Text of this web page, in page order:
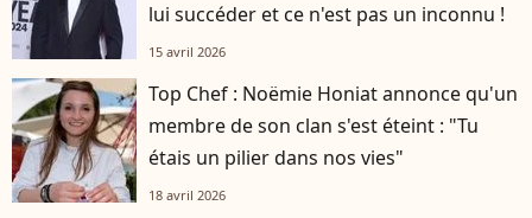
lui succéder et ce n'est pas un inconnu !
15 avril 2026
Top Chef : Noëmie Honiat annonce qu'un
membre de son clan s'est éteint : "Tu
étais un pilier dans nos vies"
18 avril 2026